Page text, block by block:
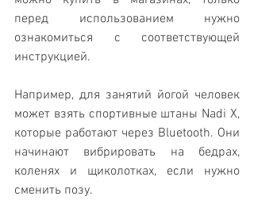
перед использованием нужно
ознакомиться с соответствующей
инструкцией.
Например, для занятий йогой человек
может взять спортивные штаны Nadi X,
которые работают через Bluetooth. Они
начинают вибрировать на бедрах,
коленях и щиколотках, если нужно
сменить позу.